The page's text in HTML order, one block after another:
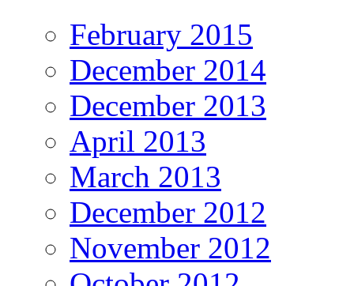
February 2015
December 2014
December 2013
April 2013
March 2013
December 2012
November 2012